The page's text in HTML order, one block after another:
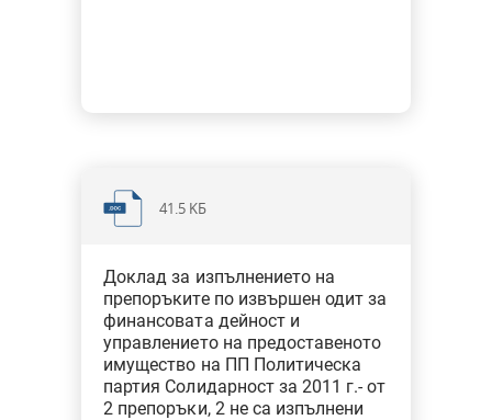
41.5 KБ
Доклад за изпълнението на
препоръките по извършен одит за
финансовата дейност и
управлението на предоставеното
имущество на ПП Политическа
партия Солидарност за 2011 г.- от
2 препоръки, 2 не са изпълнени